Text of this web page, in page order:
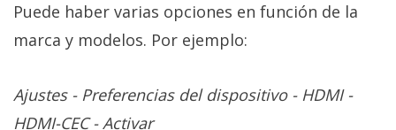
Puede haber varias opciones en función de la
marca y modelos. Por ejemplo:
Ajustes - Preferencias del dispositivo - HDMI -
HDMI-CEC - Activar